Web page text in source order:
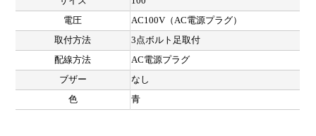
電圧
AC100V（AC電源プラグ）
取付方法
3点ボルト足取付
配線方法
AC電源プラグ
ブザー
なし
色
青